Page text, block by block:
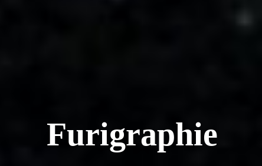
Furigraphie